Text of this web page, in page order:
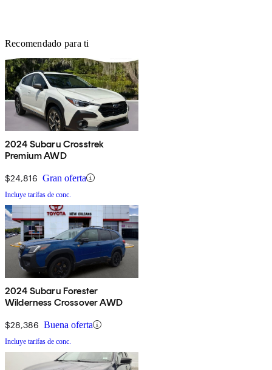
Recomendado para ti
2024 Subaru Crosstrek
Premium AWD
$24,816 Gran oferta
Incluye tarifas de conc.
2024 Subaru Forester
Wilderness Crossover AWD
$28,386 Buena oferta
Incluye tarifas de conc.